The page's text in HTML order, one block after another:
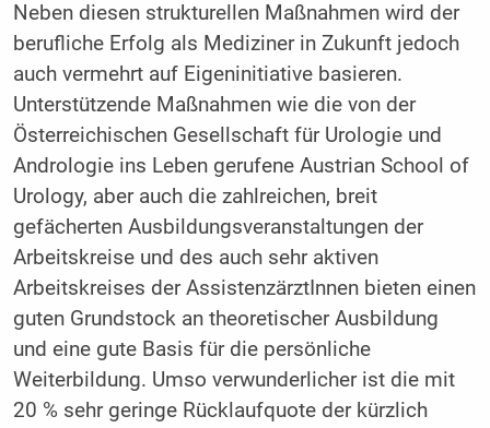
Neben diesen strukturellen Maßnahmen wird der
berufliche Erfolg als Mediziner in Zukunft jedoch
auch vermehrt auf Eigeninitiative basieren.
Unterstützende Maßnahmen wie die von der
Österreichischen Gesellschaft für Urologie und
Andrologie ins Leben gerufene Austrian School of
Urology, aber auch die zahlreichen, breit
gefächerten Ausbildungsveranstaltungen der
Arbeitskreise und des auch sehr aktiven
Arbeitskreises der AssistenzärztInnen bieten einen
guten Grundstock an theoretischer Ausbildung
und eine gute Basis für die persönliche
Weiterbildung. Umso verwunderlicher ist die mit
20 % sehr geringe Rücklaufquote der kürzlich